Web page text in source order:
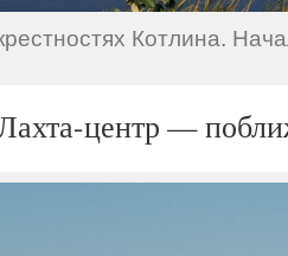
Котлина.
центр —